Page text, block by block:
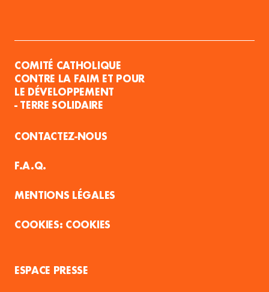
COMITÉ CATHOLIQUE
CONTRE LA FAIM ET POUR
LE DÉVELOPPEMENT
- TERRE SOLIDAIRE
CONTACTEZ-NOUS
F.A.Q.
MENTIONS LÉGALES
COOKIES
ESPACE PRESSE